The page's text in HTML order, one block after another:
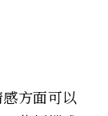
方面可以